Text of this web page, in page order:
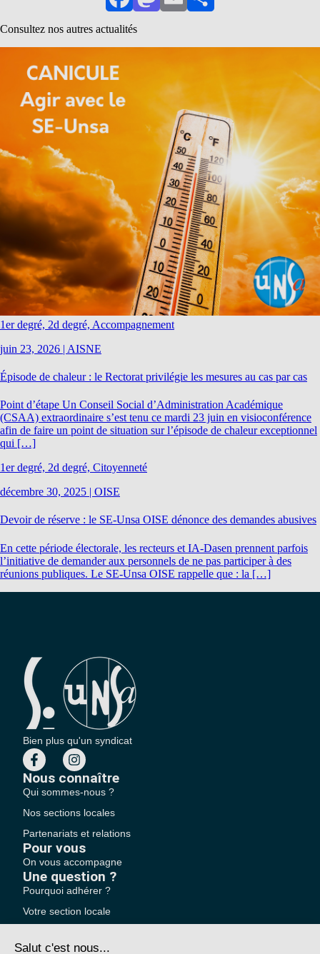
FacebookMastodon
EmailPartager
Consultez nos autres actualités
1er degré, 2d degré, Accompagnement
juin 23, 2026 | AISNE
Épisode de chaleur : le Rectorat privilégie les mesures au cas par cas
Point d’étape Un Conseil Social d’Administration Académique
(CSAA) extraordinaire s’est tenu ce mardi 23 juin en visioconférence
afin de faire un point de situation sur l’épisode de chaleur exceptionnel
qui […]
1er degré, 2d degré, Citoyenneté
décembre 30, 2025 | OISE
Devoir de réserve : le SE-Unsa OISE dénonce des demandes abusives
En cette période électorale, les recteurs et IA-Dasen prennent parfois
l’initiative de demander aux personnels de ne pas participer à des
réunions publiques. Le SE-Unsa OISE rappelle que : la […]
Bien plus qu'un syndicat
Nous connaître
Qui sommes-nous ?
Nos sections locales
Partenariats et relations
Pour vous
On vous accompagne
Une question ?
Pourquoi adhérer ?
Votre section locale